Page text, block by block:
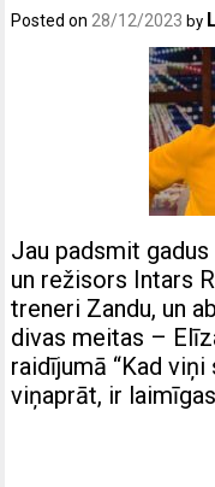
Posted on 28/12/2023 by
Jau padsmit
un režisors Intars
treneri Zandu, un
divas meitas –
raidījumā “Kad viņi
viņaprāt, ir